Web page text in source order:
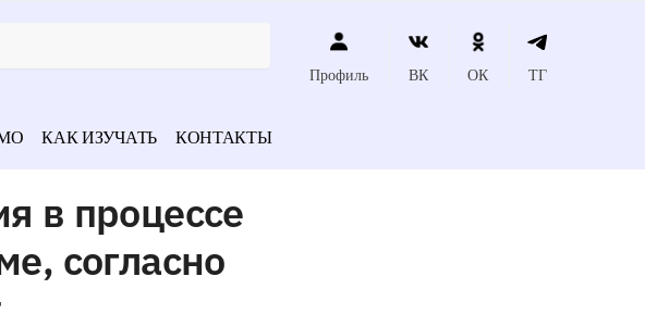
Профиль ВК ОК ТГ
КАК ИЗУЧАТЬ КОНТАКТЫ
в процессе
согласно